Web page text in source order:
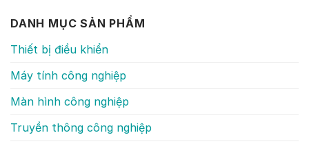
DANH MỤC SẢN PHẨM
Thiết bị điều khiển
Máy tính công nghiệp
Màn hình công nghiệp
Truyền thông công nghiệp